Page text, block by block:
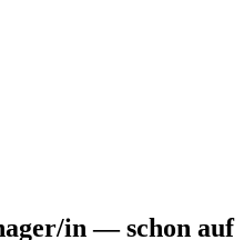
in— schon auf